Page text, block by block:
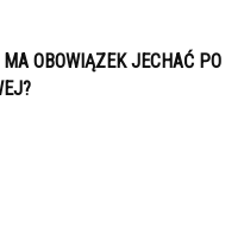
OBOWIĄZEK JECHAĆ PO